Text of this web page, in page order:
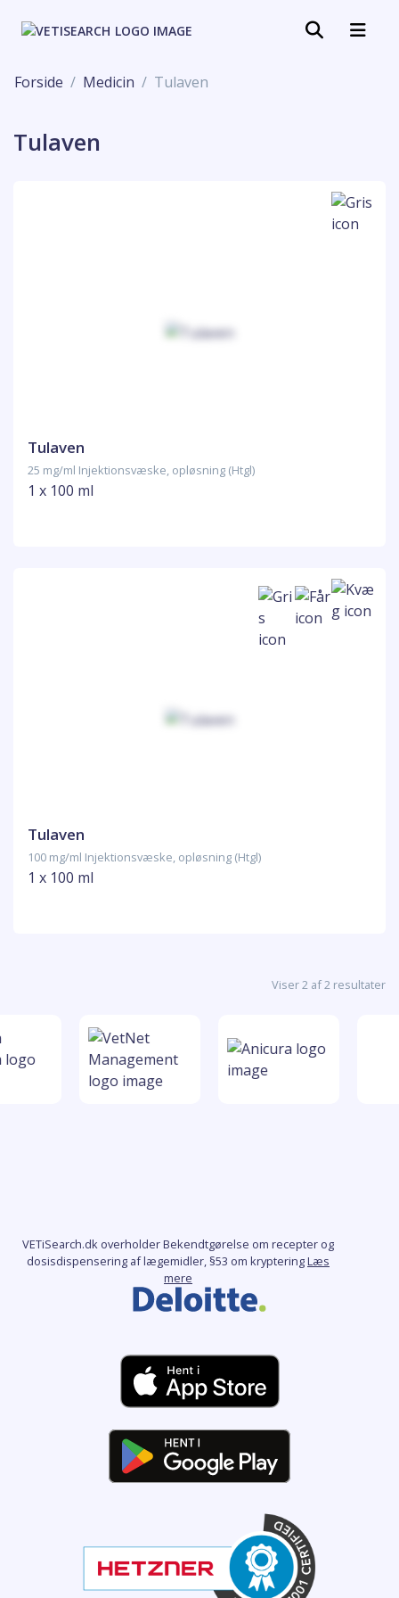
Forside Medicin Tulaven
Tulaven
Tulaven
25 mg/ml Injektionsvæske, opløsning (Htgl)
1 x 100 ml
Tulaven
100 mg/ml Injektionsvæske, opløsning (Htgl)
1 x 100 ml
Viser 2 af 2 resultater
VETiSearch.dk overholder Bekendtgørelse om recepter og
dosisdispensering af lægemidler, §53 om krypteringLæs
mere